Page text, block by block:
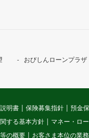
おびしんローンプラザ
明書 保険募集指針 預金
する基本方針
マネー・ロ
の概要
お客さま本位の業